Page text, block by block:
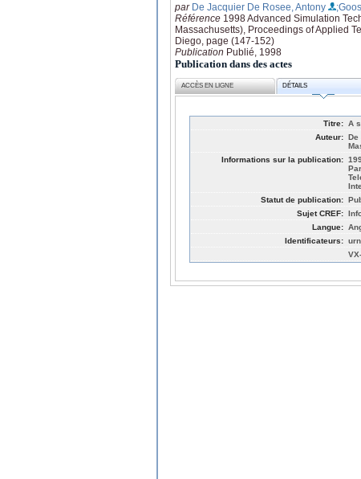
par De Jacquier De Rosee, Antony
Référence 1998 Advanced Simulation
Massachusetts), Proceedings of Applied
Diego, page (147-152)
Publication Publié, 1998
Publication dans des actes
ACCÈS EN LIGNE DÉTAILS
Titre: A
Auteur: De
Informations sur la publication:
Statut de publication:
Sujet CREF:
Langue:
Identificateurs: